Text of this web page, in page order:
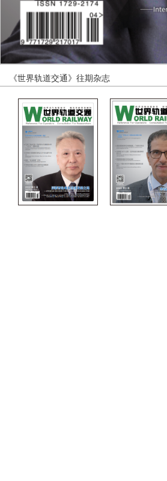
《世界轨道交通》往期杂志